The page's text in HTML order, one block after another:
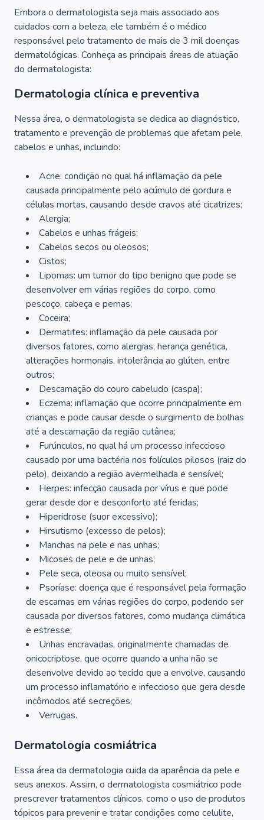
Embora o dermatologista seja mais associado aos
cuidados com a beleza, ele também é o médico
responsável pelo tratamento de mais de 3 mil doenças
dermatológicas. Conheça as principais áreas de atuação
do dermatologista:
Dermatologia clínica e preventiva
Nessa área, o dermatologista se dedica ao diagnóstico,
tratamento e prevenção de problemas que afetam pele,
cabelos e unhas, incluindo:
Acne: condição no qual há inflamação da pele
causada principalmente pelo acúmulo de gordura e
células mortas, causando desde cravos até cicatrizes;
Alergia;
Cabelos e unhas frágeis;
Cabelos secos ou oleosos;
Cistos;
Lipomas: um tumor do tipo benigno que pode se
desenvolver em várias regiões do corpo, como
pescoço, cabeça e pernas;
Coceira;
Dermatites: inflamação da pele causada por
diversos fatores, como alergias, herança genética,
alterações hormonais, intolerância ao glúten, entre
outros;
Descamação do couro cabeludo (caspa);
Eczema: inflamação que ocorre principalmente em
crianças e pode causar desde o surgimento de bolhas
até a descamação da região cutânea;
Furúnculos, no qual há um processo infeccioso
causado por uma bactéria nos folículos pilosos (raiz do
pelo), deixando a região avermelhada e sensível;
Herpes: infecção causada por vírus e que pode
gerar desde dor e desconforto até feridas;
Hiperidrose (suor excessivo);
Hirsutismo (excesso de pelos);
Manchas na pele e nas unhas;
Micoses de pele e de unhas;
Pele seca, oleosa ou muito sensível;
Psoríase: doença que é responsável pela formação
de escamas em várias regiões do corpo, podendo ser
causada por diversos fatores, como mudança climática
e estresse;
Unhas encravadas, originalmente chamadas de
onicocriptose, que ocorre quando a unha não se
desenvolve devido ao tecido que a envolve, causando
um processo inflamatório e infeccioso que gera desde
incômodos até secreções;
Verrugas.
Dermatologia cosmiátrica
Essa área da dermatologia cuida da aparência da pele e
seus anexos. Assim, o dermatologista cosmiátrico pode
prescrever tratamentos clínicos, como o uso de produtos
tópicos para prevenir e tratar condições como celulite,